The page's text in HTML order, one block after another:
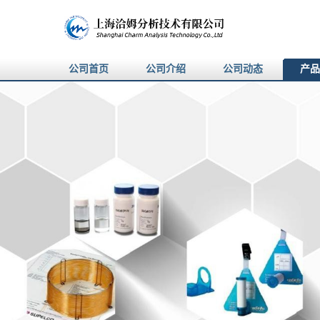
公司首页 公司介绍 公司动态 产